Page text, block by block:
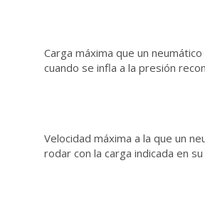
Carga máxima que un
cuando se infla a la presión
Velocidad máxima a la que un
rodar con la carga indicada en